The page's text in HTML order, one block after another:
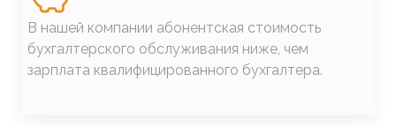
В нашей компании абонентская стоимость
бухгалтерского обслуживания ниже, чем
зарплата квалифицированного бухгалтера.